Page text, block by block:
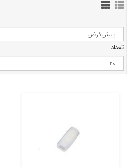
تعداد